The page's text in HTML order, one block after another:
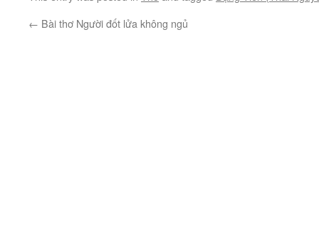
← Bài thơ Người đốt lửa không ngủ